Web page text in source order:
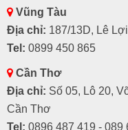
Vũng Tàu
Địa chỉ: 187/13D, Lê
Tel: 0899 450 865
Cần Thơ
Địa chỉ: Số 05, Lô 20,
Cần Thơ
Tel: 0896 487 419 - 089